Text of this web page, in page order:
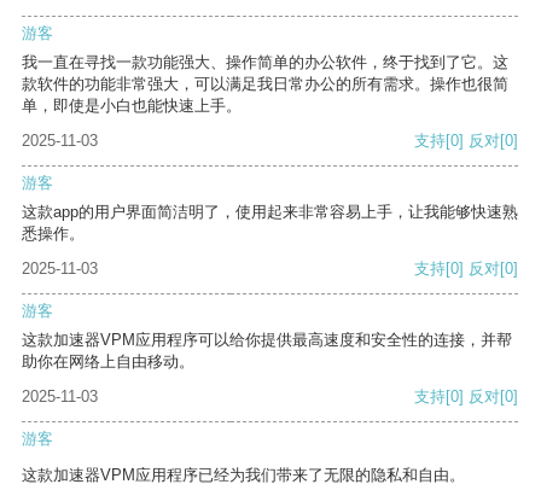
游客
我一直在寻找一款功能强大、操作简单的办公软件，终于找到了它。这
款软件的功能非常强大，可以满足我日常办公的所有需求。操作也很简
单，即使是小白也能快速上手。
2025-11-03
支持[0] 反对[0]
游客
这款app的用户界面简洁明了，使用起来非常容易上手，让我能够快速熟
悉操作。
2025-11-03
支持[0] 反对[0]
游客
这款加速器VPM应用程序可以给你提供最高速度和安全性的连接，并帮
助你在网络上自由移动。
2025-11-03
支持[0] 反对[0]
游客
这款加速器VPM应用程序已经为我们带来了无限的隐私和自由。